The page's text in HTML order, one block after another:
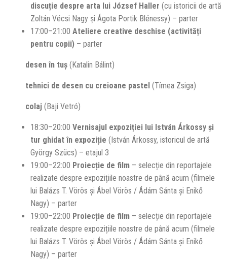
discuție despre arta lui József Haller (cu istoricii de artă
Zoltán Vécsi Nagy și Ágota Portik Blénessy) – parter
17:00–21:00 Ateliere creative deschise (activități
pentru copii) – parter
desen în tuș (Katalin Bálint)
tehnici de desen cu creioane pastel (Tímea Zsiga)
colaj (Baji Vetró)
18:30–20:00 Vernisajul expoziției lui István Árkossy și
tur ghidat în expoziție (István Árkossy, istoricul de artă
György Szücs) – etajul 3
19:00–22:00 Proiecție de film – selecție din reportajele
realizate despre expozițiile noastre de până acum (filmele
lui Balázs T. Vörös și Ábel Vörös / Ádám Sánta și Enikő
Nagy) – parter
19:00–22:00 Proiecție de film – selecție din reportajele
realizate despre expozițiile noastre de până acum (filmele
lui Balázs T. Vörös și Ábel Vörös / Ádám Sánta și Enikő
Nagy) – parter